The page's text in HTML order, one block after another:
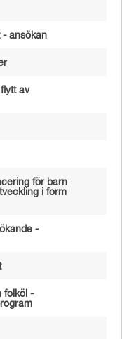
- ansökan
av
för barn
i form
-
folköl -